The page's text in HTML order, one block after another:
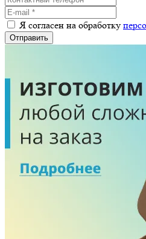
Я согласен на обработку
Отправить